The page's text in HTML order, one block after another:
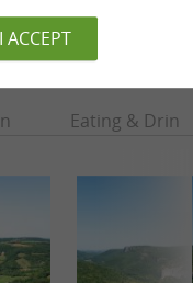
ALSO
Eating &
I ACCEPT